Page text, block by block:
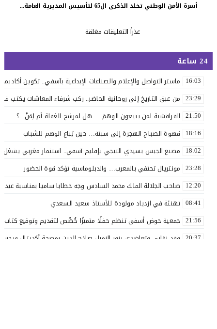
أسرة الأمن الوطني تخلد الذكرى ال65 لتأسيس المديرية العامة...
عذراً التعليقات مغلقة
24 ساعة
16:03 ماستر التواصل والإعلام والصناعات الإبداعية بآسفي.. تكوين
23:29 من عبق التاريخ إلى روحانية الحاضر.. ركب شرفاء المعاشات يكتب
21:50 الفراقشية لمن يبيعون الوهمَ … هل لمرشح الغفلة أم لِمَنْ ..؟
18:16 قهوة الصباح الهجرة إلى سبتة… حين يُباع الوهم للشباب
18:02 مصنع الجبس بسيدي التيجي بإقليم آسفي.. استثمار مغربي يشغل 110 عاملاً
23:28 مونتريال تحتفي بالمغرب… والدبلوماسية تؤكد قوة الحضور
12:20 صاحب الجلالة الملك محمد السادس وجه خطابا ساميا بمناسبة عيد
08:41 تهنئة في ازدياد مولودة للأستاذ سعيد السعدي
21:56 جمعية حوض أسفي تنظم حفلًا متميزًا خُصِّص لتقديم وتوقيع كتاب
20:37 وفد نقابي وتعاضدي يزور الزميل صلاح الدين بمصحة أكديتال ويجسد